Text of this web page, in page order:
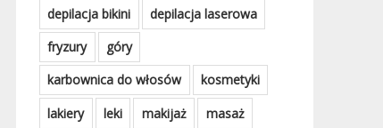
depilacja bikini
depilacja laserowa
fryzury
góry
karbownica do włosów
kosmetyki
lakiery
leki makijaż
masaż